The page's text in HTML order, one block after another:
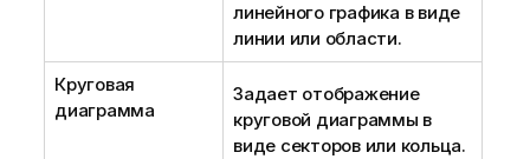
линейного графика в виде
линии или области.
Круговая
диаграмма
Задает отображение
круговой диаграммы в
виде секторов или кольца.